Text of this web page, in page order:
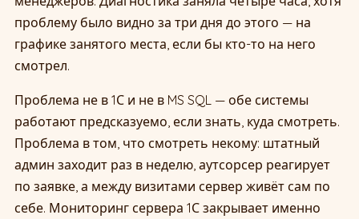
проблему было видно за три дня до этого — на
графике занятого места, если бы кто-то на него
смотрел.
Проблема не в 1С и не в MS SQL — обе системы
работают предсказуемо, если знать, куда смотреть.
Проблема в том, что смотреть некому: штатный
админ заходит раз в неделю, аутсорсер реагирует
по заявке, а между визитами сервер живёт сам по
себе. Мониторинг сервера 1С закрывает именно